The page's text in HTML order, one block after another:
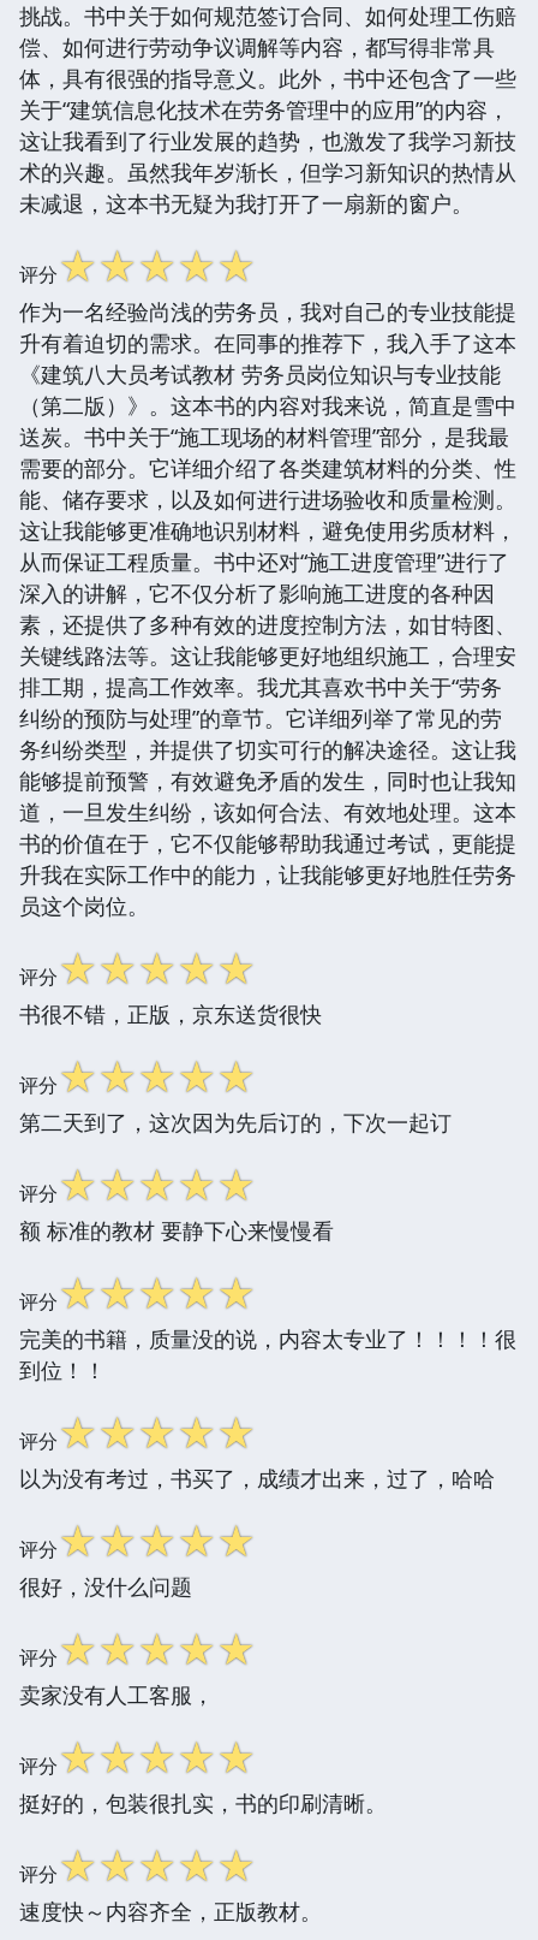
挑战。书中关于如何规范签订合同、如何处理工伤赔
偿、如何进行劳动争议调解等内容，都写得非常具
体，具有很强的指导意义。此外，书中还包含了一些
关于“建筑信息化技术在劳务管理中的应用”的内容，
这让我看到了行业发展的趋势，也激发了我学习新技
术的兴趣。虽然我年岁渐长，但学习新知识的热情从
未减退，这本书无疑为我打开了一扇新的窗户。
评分☆☆☆☆☆
作为一名经验尚浅的劳务员，我对自己的专业技能提
升有着迫切的需求。在同事的推荐下，我入手了这本
《建筑八大员考试教材 劳务员岗位知识与专业技能
（第二版）》。这本书的内容对我来说，简直是雪中
送炭。书中关于“施工现场的材料管理”部分，是我最
需要的部分。它详细介绍了各类建筑材料的分类、性
能、储存要求，以及如何进行进场验收和质量检测。
这让我能够更准确地识别材料，避免使用劣质材料，
从而保证工程质量。书中还对“施工进度管理”进行了
深入的讲解，它不仅分析了影响施工进度的各种因
素，还提供了多种有效的进度控制方法，如甘特图、
关键线路法等。这让我能够更好地组织施工，合理安
排工期，提高工作效率。我尤其喜欢书中关于“劳务
纠纷的预防与处理”的章节。它详细列举了常见的劳
务纠纷类型，并提供了切实可行的解决途径。这让我
能够提前预警，有效避免矛盾的发生，同时也让我知
道，一旦发生纠纷，该如何合法、有效地处理。这本
书的价值在于，它不仅能够帮助我通过考试，更能提
升我在实际工作中的能力，让我能够更好地胜任劳务
员这个岗位。
评分☆☆☆☆☆
书很不错，正版，京东送货很快
评分☆☆☆☆☆
第二天到了，这次因为先后订的，下次一起订
评分☆☆☆☆☆
额 标准的教材 要静下心来慢慢看
评分☆☆☆☆☆
完美的书籍，质量没的说，内容太专业了！！！！很
到位！！
评分☆☆☆☆☆
以为没有考过，书买了，成绩才出来，过了，哈哈
评分☆☆☆☆☆
很好，没什么问题
评分☆☆☆☆☆
卖家没有人工客服，
评分☆☆☆☆☆
挺好的，包装很扎实，书的印刷清晰。
评分☆☆☆☆☆
速度快～内容齐全，正版教材。